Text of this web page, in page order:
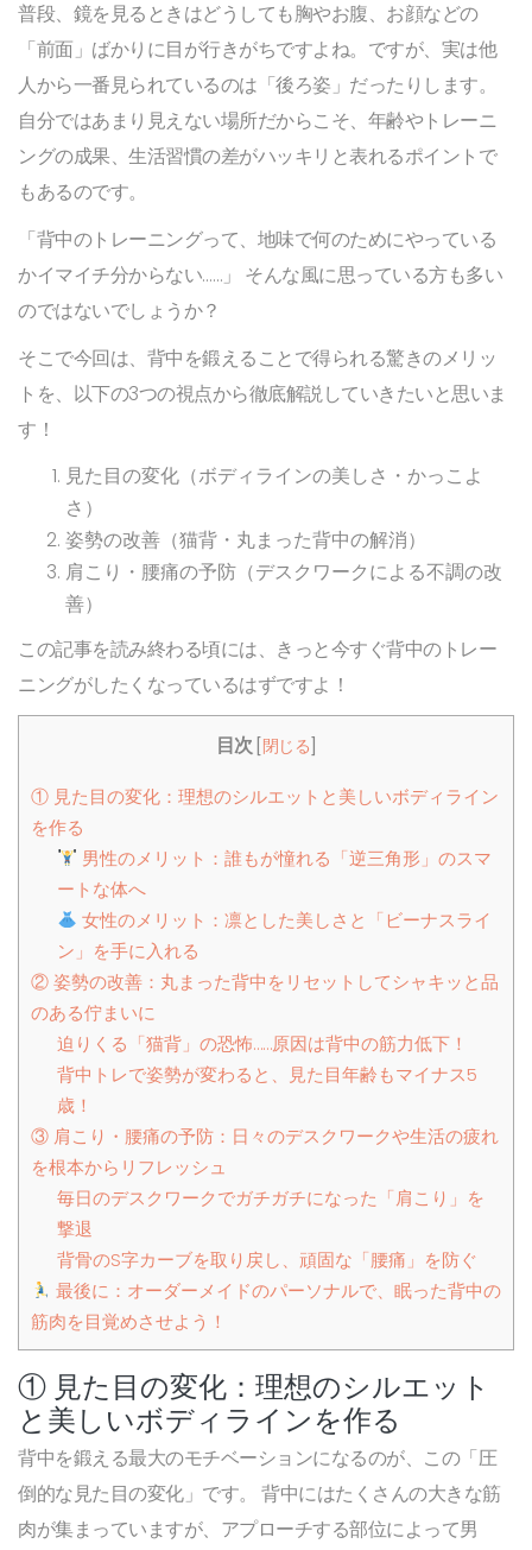
普段、鏡を見るときはどうしても胸やお腹、お顔などの
「前面」ばかりに目が行きがちですよね。ですが、実は他
人から一番見られているのは「後ろ姿」だったりします。
自分ではあまり見えない場所だからこそ、年齢やトレーニ
ングの成果、生活習慣の差がハッキリと表れるポイントで
もあるのです。
「背中のトレーニングって、地味で何のためにやっている
かイマイチ分からない……」 そんな風に思っている方も多い
のではないでしょうか？
そこで今回は、背中を鍛えることで得られる驚きのメリッ
トを、以下の3つの視点から徹底解説していきたいと思いま
す！
見た目の変化（ボディラインの美しさ・かっこよ
さ）
姿勢の改善（猫背・丸まった背中の解消）
肩こり・腰痛の予防（デスクワークによる不調の改
善）
この記事を読み終わる頃には、きっと今すぐ背中のトレー
ニングがしたくなっているはずですよ！
目次 閉じる
① 見た目の変化：理想のシルエットと美しいボディライン
を作る
男性のメリット：誰もが憧れる「逆三角形」のスマ
ートな体へ
女性のメリット：凛とした美しさと「ビーナスライ
ン」を手に入れる
② 姿勢の改善：丸まった背中をリセットしてシャキッと品
のある佇まいに
迫りくる「猫背」の恐怖……原因は背中の筋力低下！
背中トレで姿勢が変わると、見た目年齢もマイナス5
歳！
③ 肩こり・腰痛の予防：日々のデスクワークや生活の疲れ
を根本からリフレッシュ
毎日のデスクワークでガチガチになった「肩こり」を
撃退
背骨のS字カーブを取り戻し、頑固な「腰痛」を防ぐ
最後に：オーダーメイドのパーソナルで、眠った背中の
筋肉を目覚めさせよう！
① 見た目の変化：理想のシルエット
と美しいボディラインを作る
背中を鍛える最大のモチベーションになるのが、この「圧
倒的な見た目の変化」です。 背中にはたくさんの大きな筋
肉が集まっていますが、アプローチする部位によって男